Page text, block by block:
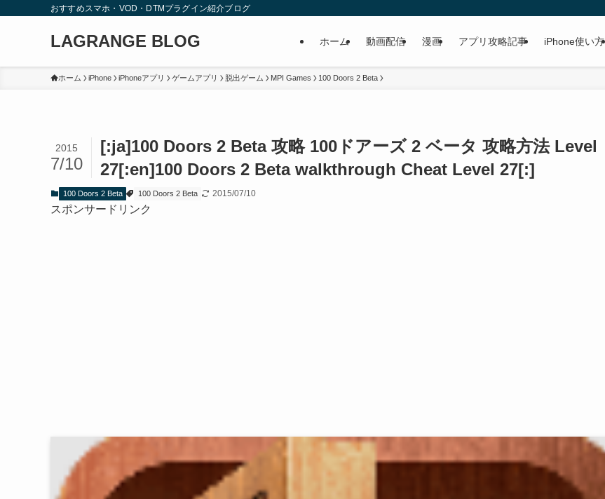
おすすめスマホ・VOD・DTMプラグイン紹介ブログ
LAGRANGE BLOG ホーム 動画配信 漫画 アプリ攻略記事 iPhone使い方
ホーム iPhone iPhoneアプリ ゲームアプリ 脱出ゲーム MPI Games 100 Doors 2 Beta
[:ja]100 Doors 2 Beta 攻略 100ドアーズ 2 ベータ 攻略方法 Level
27[:en]100 Doors 2 Beta walkthrough Cheat Level 27[:]
2015
7/10
100 Doors 2 Beta 100 Doors 2 Beta 2015/07/10
スポンサードリンク